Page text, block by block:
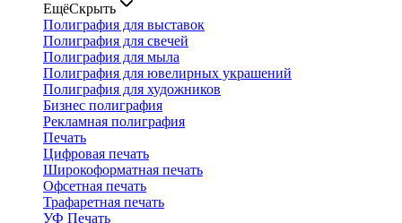
ЕщёСкрыть
Полиграфия для выставок
Полиграфия для свечей
Полиграфия для мыла
Полиграфия для ювелирных украшений
Полиграфия для художников
Бизнес полиграфия
Рекламная полиграфия
Печать
Цифровая печать
Широкоформатная печать
Офсетная печать
Трафаретная печать
УФ Печать